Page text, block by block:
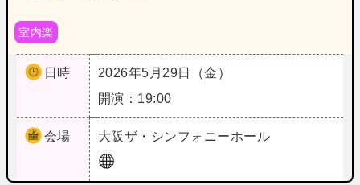
室内楽
日時
2026年5月29日（金）
開演：19:00
会場 大阪ザ・シンフォニーホール